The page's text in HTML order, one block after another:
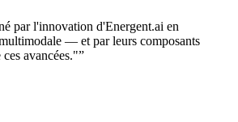
par l'innovation d'Energent.ai en
— et par leurs composants
avancées."”